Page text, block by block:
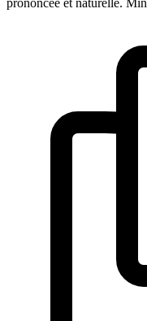
prononcée et naturelle.